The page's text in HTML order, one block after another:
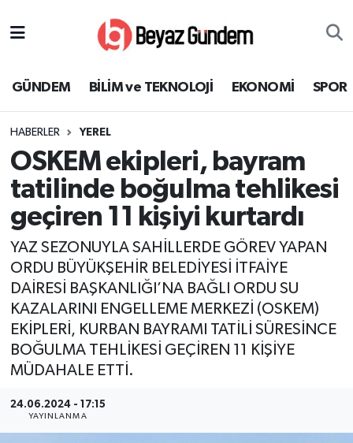
GÜNDEM BİLİM ve TEKNOLOJİ EKONOMİ SPOR
HABERLER YEREL
OSKEM ekipleri, bayram
tatilinde boğulma tehlikesi
geçiren 11 kişiyi kurtardı
YAZ SEZONUYLA SAHİLLERDE GÖREV YAPAN
ORDU BÜYÜKŞEHİR BELEDİYESİ İTFAİYE
DAİRESİ BAŞKANLIĞI’NA BAĞLI ORDU SU
KAZALARINI ENGELLEME MERKEZİ (OSKEM)
EKİPLERİ, KURBAN BAYRAMI TATİLİ SÜRESİNCE
BOĞULMA TEHLİKESİ GEÇİREN 11 KİŞİYE
MÜDAHALE ETTİ.
24.06.2024 - 17:15
YAYINLANMA
EKONOMİ
SPOR
SAĞLIK
EĞİTİM
KÜLTÜR SANAT
MAGAZİN
Süper Lig Puan Durumu ve Fikstür
Tüm Manşetler
Son Dakika Haberleri
Haber Arşivi